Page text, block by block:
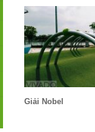
Giải Nobel